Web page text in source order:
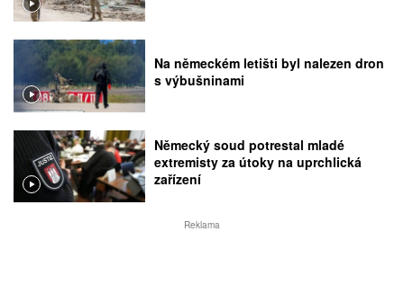
Na německém letišti byl nalezen dron
s výbušninami
Německý soud potrestal mladé
extremisty za útoky na uprchlická
zařízení
Reklama